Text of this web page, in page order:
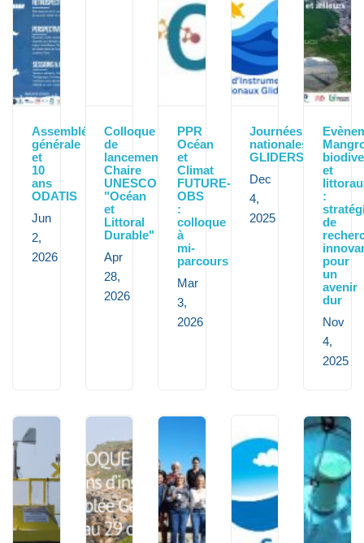
Assemblée
générale
et
10
ans
ODATIS
Jun
2,
2026
Colloque
de
lancement
Chaire
UNESCO
"Océan
et
Littoral
Durable"
Apr
28,
2026
PPR
Océan
et
Climat
FUTURE-
OBS
:
colloque
à
mi-
parcours
Mar
3,
2026
Journées
nationales
GLIDERS
Dec
4,
2025
et
:
de
pour
un
avenir
dur
Nov
4,
2025